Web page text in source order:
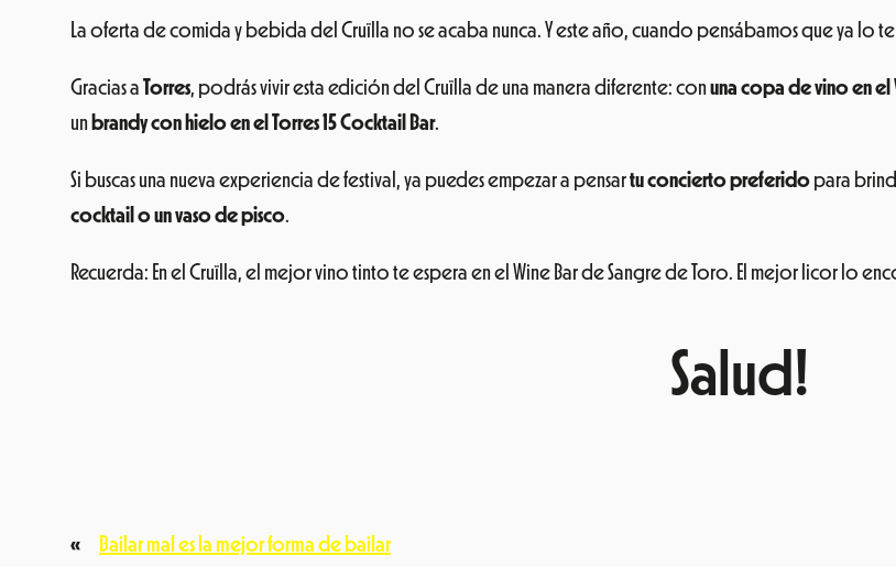
La oferta de comida y bebida del Cruïlla no se acaba nunca. Y este año, cuando pensábamos que ya lo
Gracias a Torres, podrás vivir esta edición del Cruïlla de una manera diferente: conuna copa de vino en el
un brandy con hielo en el Torres 15 Cocktail Bar.
Si buscas una nueva experiencia de festival, ya puedes empezar a pensartu concierto preferido para
cocktail o un vaso de pisco.
Recuerda: En el Cruïlla, el mejor vino tinto te espera en el Wine Bar de Sangre de Toro. El mejor licor lo
Salud!
« Bailar mal es la mejor forma de bailar